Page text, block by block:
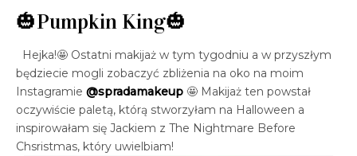
🎃Pumpkin King🎃
Hejka!🤩 Ostatni makijaż w tym tygodniu a w przyszłym
będziecie mogli zobaczyć zbliżenia na oko na moim
Instagramie @spradamakeup 🤩 Makijaż ten powstał
oczywiście paletą, którą stworzyłam na Halloween a
inspirowałam się Jackiem z The Nightmare Before
Chsristmas, który uwielbiam!